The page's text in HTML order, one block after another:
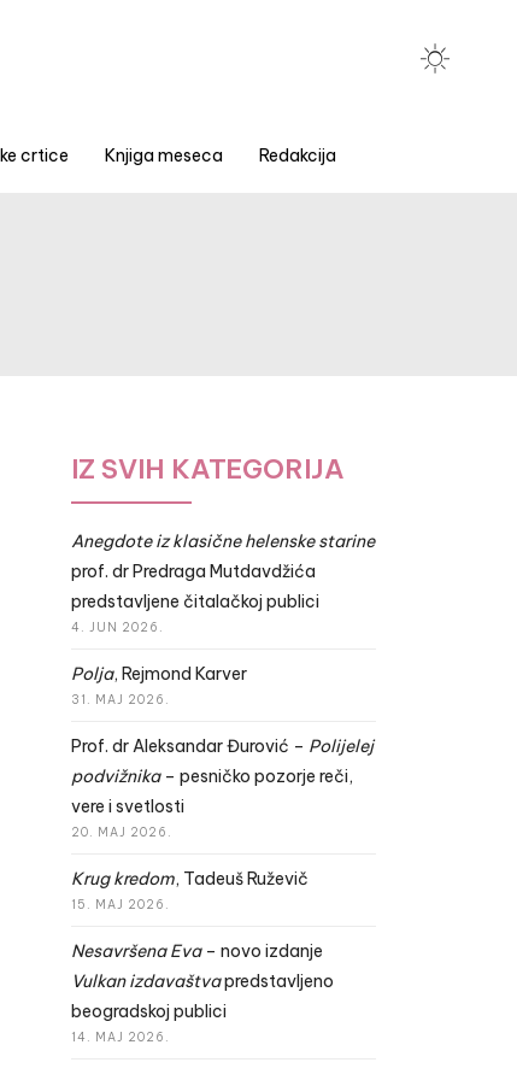
crtice Knjiga meseca Redakcija
IZ SVIH KATEGORIJA
Anegdote iz klasične helenske starine
prof. dr Predraga Mutdavdžića
predstavljene čitalačkoj publici
4. JUN 2026.
Polja, Rejmond Karver
31. MAJ 2026.
Prof. dr Aleksandar Đurović – Polijelej
podvižnika– pesničko pozorje reči,
vere i svetlosti
20. MAJ 2026.
Krug kredom, Tadeuš Ruževič
15. MAJ 2026.
Nesavršena Eva– novo izdanje
Vulkan izdavaštvapredstavljeno
beogradskoj publici
14. MAJ 2026.